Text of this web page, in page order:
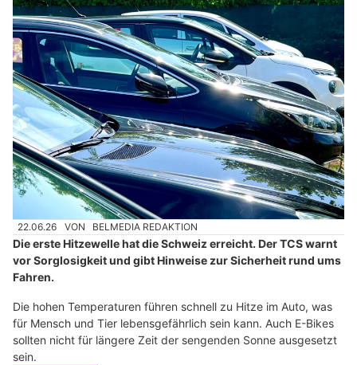
22.06.26 VON BELMEDIA REDAKTION
Die erste Hitzewelle hat die Schweiz erreicht. Der TCS warnt
vor Sorglosigkeit und gibt Hinweise zur Sicherheit rund ums
Fahren.
Die hohen Temperaturen führen schnell zu Hitze im Auto, was
für Mensch und Tier lebensgefährlich sein kann. Auch E-Bikes
sollten nicht für längere Zeit der sengenden Sonne ausgesetzt
sein.